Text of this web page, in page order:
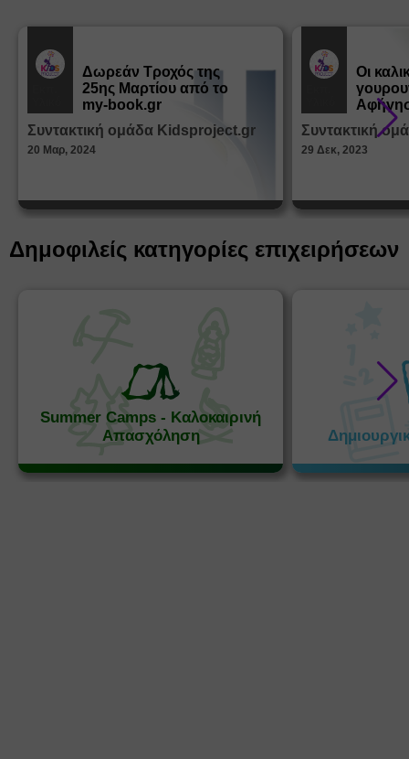
Δωρεάν Tροχός της
25ης Μαρτίου από το
my-book.gr
Συντακτική ομάδα Kidsproject.gr
20 Μαρ, 2024
Οι
από τα
Συντακτική
29 Δεκ, 2023
Δημοφιλείς κατηγορίες επιχειρήσεων
Summer Camps - Καλοκαιρινή
Απασχόληση